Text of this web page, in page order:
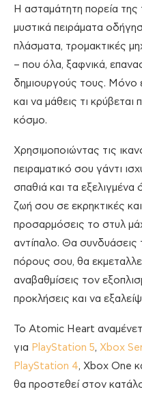
Η ασταμάτητη πορεία της
μυστικά πειράματα
πλάσματα, τρομακτικές
– που όλα, ξαφνικά,
δημιουργούς τους. Μόνο
και να μάθεις τι κρύβεται
κόσμο.
Χρησιμοποιώντας τις
πειραματικό σου γάντι
σπαθιά και τα εξελιγμένα
ζωή σου σε εκρηκτικές
προσαρμόσεις το στυλ
αντίπαλο. Θα συνδυάσεις
πόρους σου, θα
αναβαθμίσεις τον
προκλήσεις και να
Το Atomic Heart
για PlayStation 5, Xbox
PlayStation 4, Xbox One
θα προστεθεί στον